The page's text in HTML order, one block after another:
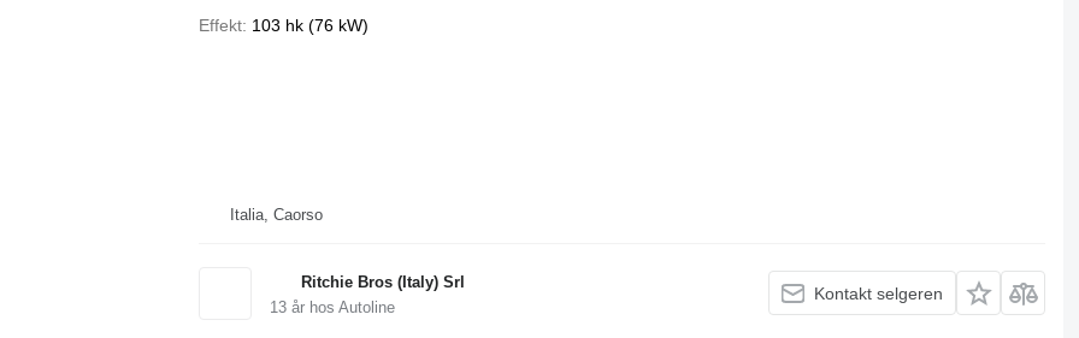
Effekt 103 hk (76 kW)
Italia, Caorso
Ritchie Bros (Italy) Srl
13år hos Autoline
Kontakt selgeren